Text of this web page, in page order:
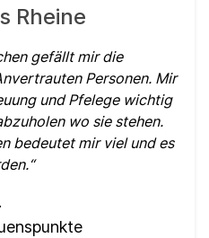
Rheine
gefällt mir die
Personen. Mir
und Pfelege wichtig
wo sie stehen.
bedeutet mir viel und es